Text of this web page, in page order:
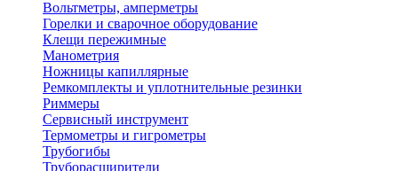
Вольтметры, амперметры
Горелки и сварочное оборудование
Клещи пережимные
Манометрия
Ножницы капиллярные
Ремкомплекты и уплотнительные резинки
Риммеры
Сервисный инструмент
Термометры и гигрометры
Трубогибы
Труборасширители